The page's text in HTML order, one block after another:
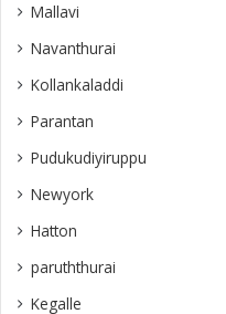
Mallavi
Navanthurai
Kollankaladdi
Parantan
Pudukudiyiruppu
Newyork
Hatton
paruththurai
Kegalle